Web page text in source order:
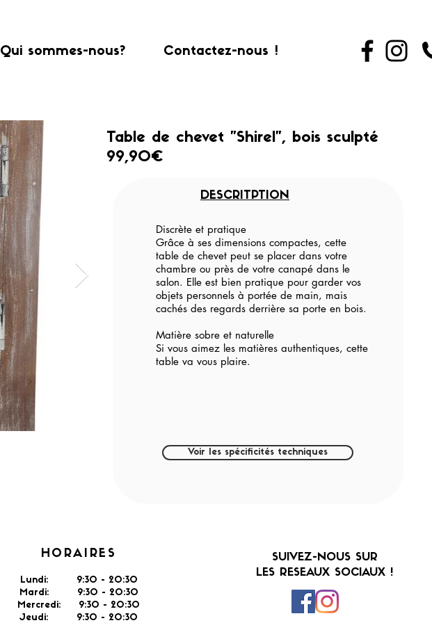
Qui sommes-nous? Contactez-nous !
Table de chevet "Shirel", bois sculpté
99,90€
DESCRITPTION
Discrète et pratique
Grâce à ses dimensions compactes, cette
table de chevet peut se placer dans votre
chambre ou près de votre canapé dans le
salon. Elle est bien pratique pour garder vos
objets personnels à portée de main, mais
cachés des regards derrière sa porte en bois.
Matière sobre et naturelle
Si vous aimez les matières authentiques, cette
table va vous plaire.
Voir les spécificités techniques
HORAIRES
Lundi: 9:30 - 20:30
Mardi: 9:30 - 20:30
Mercredi: 9:30 - 20:30
Jeudi: 9:30 - 20:30
SUIVEZ-NOUS SUR
LES RESEAUX SOCIAUX !